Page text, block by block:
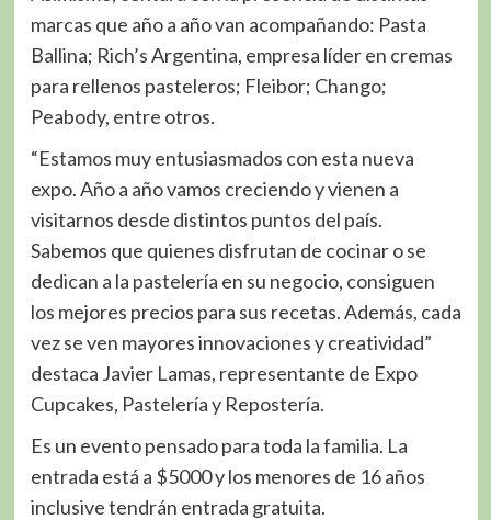
marcas que año a año van acompañando: Pasta
Ballina; Rich’s Argentina, empresa líder en cremas
para rellenos pasteleros; Fleibor; Chango;
Peabody, entre otros.
“Estamos muy entusiasmados con esta nueva
expo. Año a año vamos creciendo y vienen a
visitarnos desde distintos puntos del país.
Sabemos que quienes disfrutan de cocinar o se
dedican a la pastelería en su negocio, consiguen
los mejores precios para sus recetas. Además, cada
vez se ven mayores innovaciones y creatividad”
destaca Javier Lamas, representante de Expo
Cupcakes, Pastelería y Repostería.
Es un evento pensado para toda la familia. La
entrada está a $5000 y los menores de 16 años
inclusive tendrán entrada gratuita.